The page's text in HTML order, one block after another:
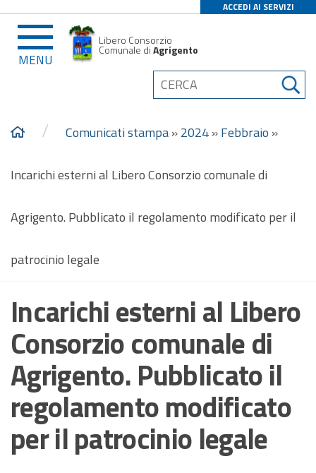
ACCEDI AI SERVIZI
MENU
Libero Consorzio
Comunale diAgrigento
/ Comunicati stampa»2024»Febbraio »
Incarichi esterni al Libero Consorzio comunale di
Agrigento. Pubblicato il regolamento modificato per il
patrocinio legale
Incarichi esterni al Libero
Consorzio comunale di
Agrigento. Pubblicato il
regolamento modificato
per il patrocinio legale